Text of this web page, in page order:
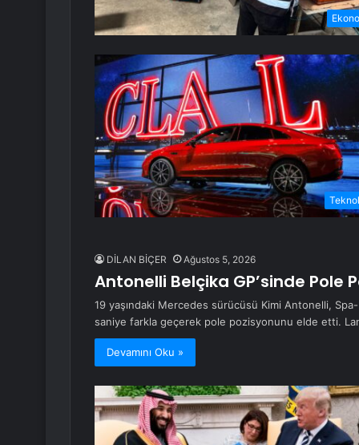
DİLAN BİÇER Ağustos 5, 2026
Antonelli Belçika GP’sinde Pole
19 yaşındaki Mercedes sürücüsü Kimi Antonelli,
saniye farkla geçerek pole pozisyonunu elde etti.
Devamını Oku »